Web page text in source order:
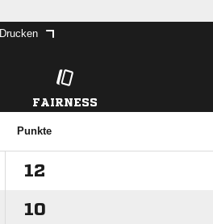
Drucken
FAIRNESS
Punkte
12
10